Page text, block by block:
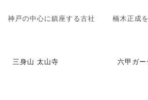
神戸の中心に鎮座する古社 楠木正成
三身山 太山寺 六甲ガ